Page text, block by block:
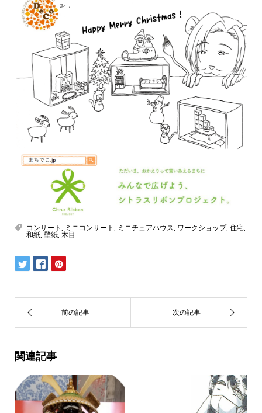
コンサート , ミニコンサート , ミニチュアハウス, ワークショップ,住宅,
和紙,壁紙,木目
関連記事